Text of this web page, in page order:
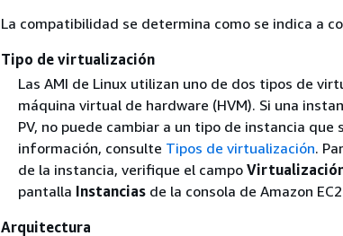
La compatibilidad se determina como se indica a
Tipo de virtualización
Las AMI de Linux utilizan uno de dos tipos de
máquina virtual de hardware (HVM). Si una
PV, no puede cambiar a un tipo de instancia que
información, consulte Tipos de virtualización.
de la instancia, verifique el campo
pantalla Instanciasde la consola de Amazon
Arquitectura